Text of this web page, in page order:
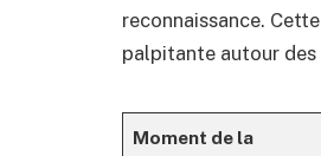
reconnaissance.
palpitante autour des
Moment de la